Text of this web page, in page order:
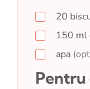
20
150 ml
apa
Pentru